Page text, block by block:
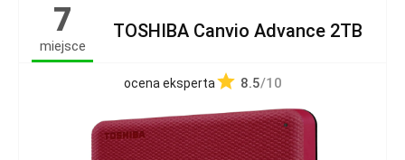
7
miejsce
TOSHIBA Canvio Advance 2TB
ocena eksperta 8.5/10